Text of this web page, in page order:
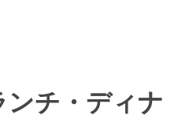
チ・ディナ